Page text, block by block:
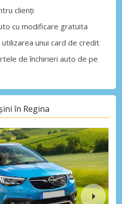
clienți
cu modificare gratuita
unui card de credit
de închirieri auto de pe
în Regina